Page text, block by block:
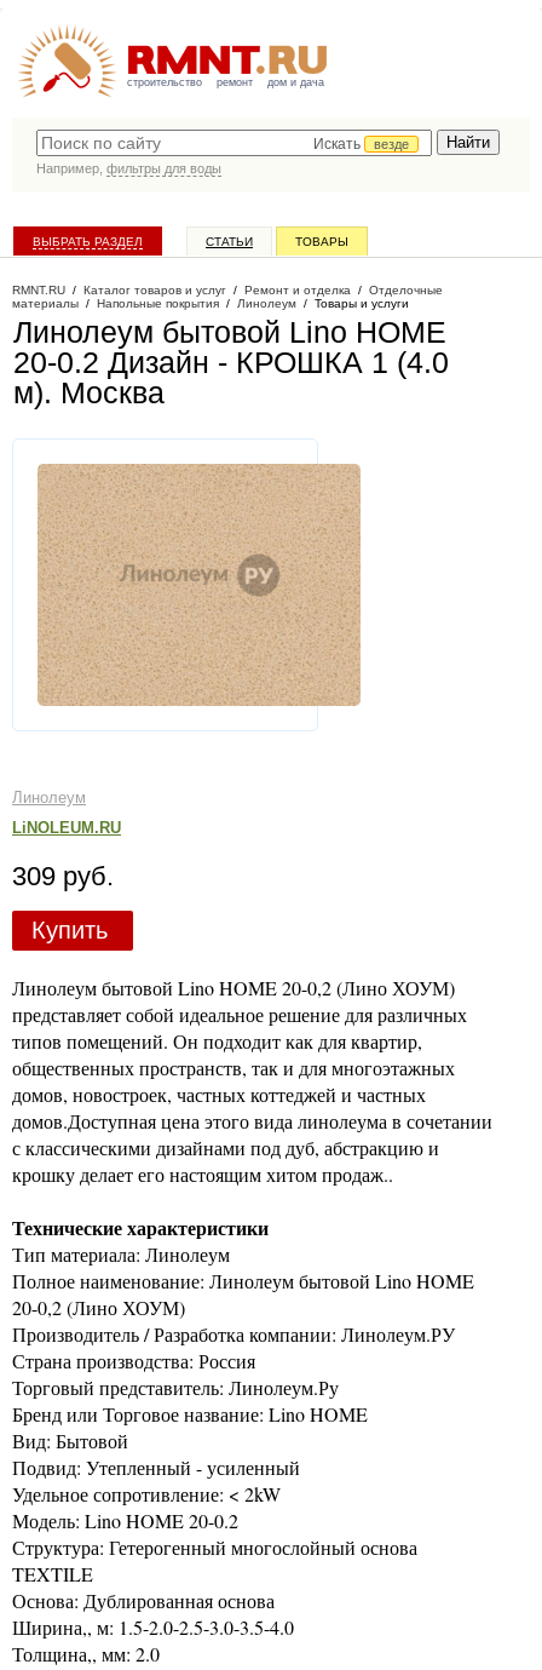
строительство ремонт дом и дача
Искать
везде
Например, фильтры для воды
ВЫБРАТЬ РАЗДЕЛ СТАТЬИ ТОВАРЫ
RMNT.RU / Каталог товаров и услуг / Ремонт и отделка / Отделочные
материалы / Напольные покрытия / Линолеум / Товары и услуги
Линолеум бытовой Lino HOME
20-0.2 Дизайн - КРОШКА 1 (4.0
м). Москва
Линолеум
LiNOLEUM.RU
309 руб.
Купить
Линолеум бытовой Lino HOME 20-0,2 (Лино ХОУМ)
представляет собой идеальное решение для различных
типов помещений. Он подходит как для квартир,
общественных пространств, так и для многоэтажных
домов, новостроек, частных коттеджей и частных
домов.Доступная цена этого вида линолеума в сочетании
с классическими дизайнами под дуб, абстракцию и
крошку делает его настоящим хитом продаж..
Технические характеристики
Тип материала: Линолеум
Полное наименование: Линолеум бытовой Lino HOME
20-0,2 (Лино ХОУМ)
Производитель / Разработка компании: Линолеум.РУ
Страна производства: Россия
Торговый представитель: Линолеум.Ру
Бренд или Торговое название: Lino HOME
Вид: Бытовой
Подвид: Утепленный - усиленный
Удельное сопротивление: < 2kW
Модель: Lino HOME 20-0.2
Структура: Гетерогенный многослойный основа
TEXTILE
Основа: Дублированная основа
Ширина,, м: 1.5-2.0-2.5-3.0-3.5-4.0
Толщина,, мм: 2.0